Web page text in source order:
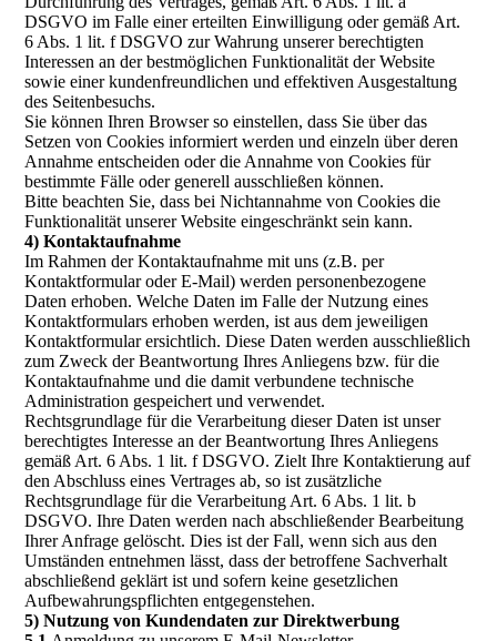
DSGVO im Falle einer erteilten Einwilligung oder gemäß Art.
6 Abs. 1 lit. f DSGVO zur Wahrung unserer berechtigten
Interessen an der bestmöglichen Funktionalität der Website
sowie einer kundenfreundlichen und effektiven Ausgestaltung
des Seitenbesuchs.
Sie können Ihren Browser so einstellen, dass Sie über das
Setzen von Cookies informiert werden und einzeln über deren
Annahme entscheiden oder die Annahme von Cookies für
bestimmte Fälle oder generell ausschließen können.
Bitte beachten Sie, dass bei Nichtannahme von Cookies die
Funktionalität unserer Website eingeschränkt sein kann.
4) Kontaktaufnahme
Im Rahmen der Kontaktaufnahme mit uns (z.B. per
Kontaktformular oder E-Mail) werden personenbezogene
Daten erhoben. Welche Daten im Falle der Nutzung eines
Kontaktformulars erhoben werden, ist aus dem jeweiligen
Kontaktformular ersichtlich. Diese Daten werden ausschließlich
zum Zweck der Beantwortung Ihres Anliegens bzw. für die
Kontaktaufnahme und die damit verbundene technische
Administration gespeichert und verwendet.
Rechtsgrundlage für die Verarbeitung dieser Daten ist unser
berechtigtes Interesse an der Beantwortung Ihres Anliegens
gemäß Art. 6 Abs. 1 lit. f DSGVO. Zielt Ihre Kontaktierung auf
den Abschluss eines Vertrages ab, so ist zusätzliche
Rechtsgrundlage für die Verarbeitung Art. 6 Abs. 1 lit. b
DSGVO. Ihre Daten werden nach abschließender Bearbeitung
Ihrer Anfrage gelöscht. Dies ist der Fall, wenn sich aus den
Umständen entnehmen lässt, dass der betroffene Sachverhalt
abschließend geklärt ist und sofern keine gesetzlichen
Aufbewahrungspflichten entgegenstehen.
5) Nutzung von Kundendaten zur Direktwerbung